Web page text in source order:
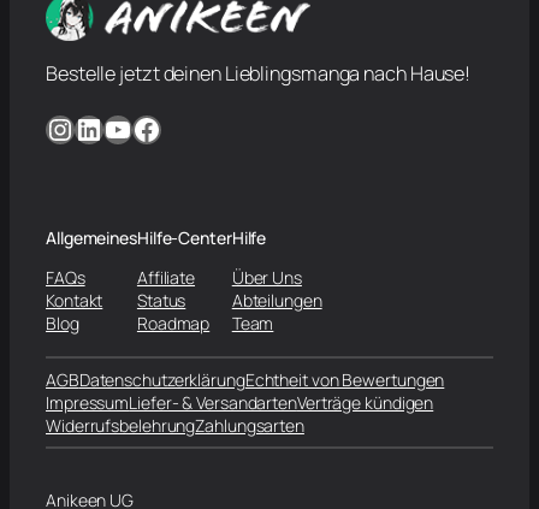
Bestelle jetzt deinen Lieblingsmanga nach Hause!
InstagramLinkedIn YouTube Facebook
Allgemeines
FAQs
Kontakt
Blog
Hilfe-Center
Affiliate
Status
Roadmap
Hilfe
Über Uns
Abteilungen
Team
AGBDatenschutzerklärungEchtheit von Bewertungen
ImpressumLiefer- & VersandartenVerträge kündigen
WiderrufsbelehrungZahlungsarten
Anikeen UG